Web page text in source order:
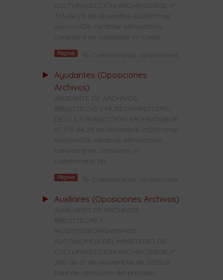
CULTURASECCIÓN ARCHIVOSBOE nº
313 de 29 de diciembre 2025Primer
ejercicioDe carácter eliminatorio,
consistirá en contestar un cuest...
Página Cuestionarios oposiciones
Ayudantes (Oposiciones
Archivos)
AYUDANTE DE ARCHIVOS,
BIBLIOTECAS Y MUSEOSMINISTERIO
DE CULTURASECCIÓN ARCHIVOSBOE
nº 313 de 29 de diciembre 2025Primer
ejercicioDe carácter eliminatorio,
consistirá en contestar un
cuestionario tip...
Página Cuestionarios oposiciones
Auxiliares (Oposiciones Archivos)
AUXILIARES DE ARCHIVOS,
BIBLIOTECAS Y
MUSEOSDEORGANISMOS
AUTÓNOMOS DEL MINISTERIO DE
CULTURASECCIÓN ARCHIVOSBOE nº
280 de 21 de noviembre de 2025La
fase de oposición del proceso